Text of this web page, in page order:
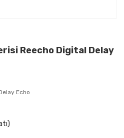
Reecho Digital Delay
Echo